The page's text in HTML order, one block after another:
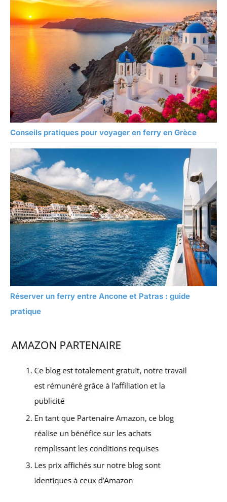
Conseils pratiques pour voyager en ferry en Grèce
Réserver un ferry entre Ancone et Patras : guide
pratique